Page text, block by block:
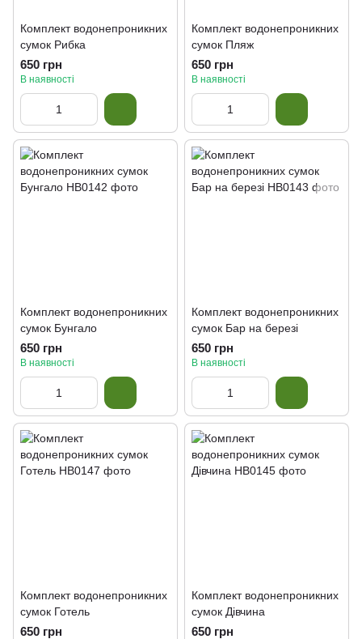
Комплект водонепроникних
сумок Рибка
650 грн
В наявності
Комплект водонепроникних
сумок Пляж
650 грн
В наявності
Комплект водонепроникних
сумок Бунгало
650 грн
В наявності
Комплект водонепроникних
сумок Бар на березі
650 грн
В наявності
Комплект водонепроникних
сумок Готель
650 грн
Комплект водонепроникних
сумок Дівчина
650 грн